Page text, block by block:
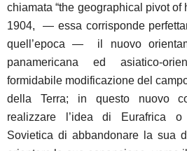
chiamata “the geographical pivot of
1904, — essa corrisponde
quell’epoca — il nuovo
panamericana ed asiatico-
formidabile modificazione del
della Terra; in questo nuovo
realizzare l’idea di Eurafrica
Sovietica di abbandonare la sua